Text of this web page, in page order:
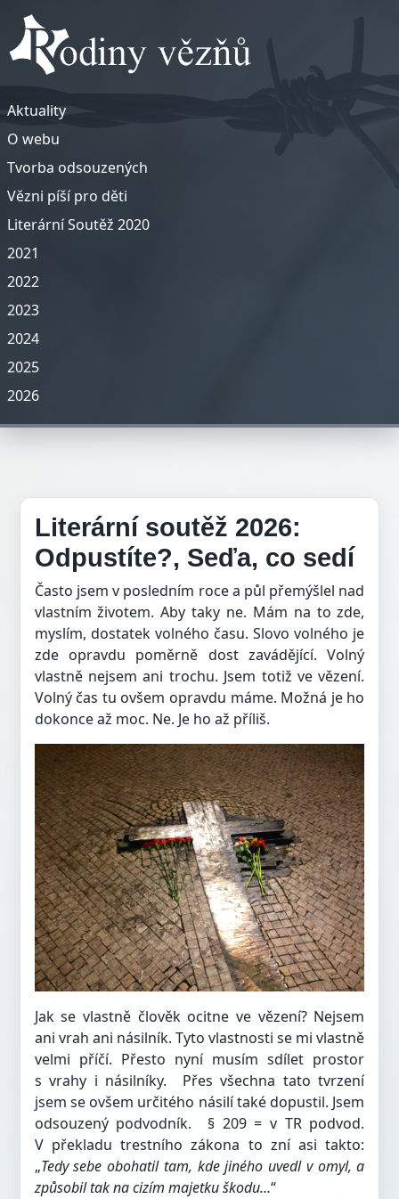
Aktuality
O webu
Tvorba odsouzených
Vězni píší pro děti
Literární Soutěž 2020
2021
2022
2023
2024
2025
2026
Literární soutěž 2026:
Odpustíte?, Seďa, co sedí
Často jsem v posledním roce a půl přemýšlel nad
vlastním životem. Aby taky ne. Mám na to zde,
myslím, dostatek volného času. Slovo volného je
zde opravdu poměrně dost zavádějící. Volný
vlastně nejsem ani trochu. Jsem totiž ve vězení.
Volný čas tu ovšem opravdu máme. Možná je ho
dokonce až moc. Ne. Je ho až příliš.
Jak se vlastně člověk ocitne ve vězení? Nejsem
ani vrah ani násilník. Tyto vlastnosti se mi vlastně
velmi příčí. Přesto nyní musím sdílet prostor
s vrahy i násilníky.
Přes všechna tato tvrzení
jsem se ovšem určitého násilí také dopustil. Jsem
odsouzený podvodník.
§ 209 = v TR podvod.
V překladu trestního zákona to zní asi takto:
„Tedy sebe obohatil tam, kde jiného uvedl v omyl, a
způsobil tak na cizím majetku škodu…“